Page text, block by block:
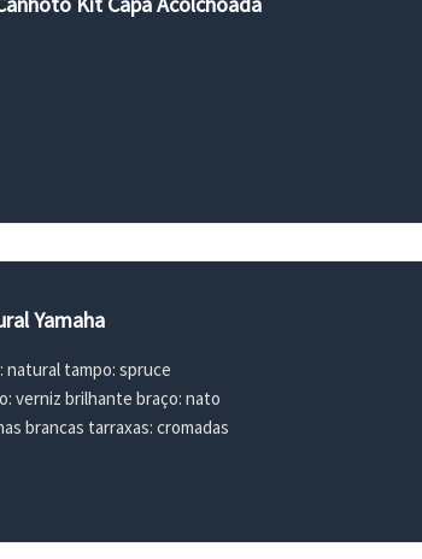
Yamaha
natural tampo: spruce
verniz brilhante braço: nato
brancas tarraxas: cromadas